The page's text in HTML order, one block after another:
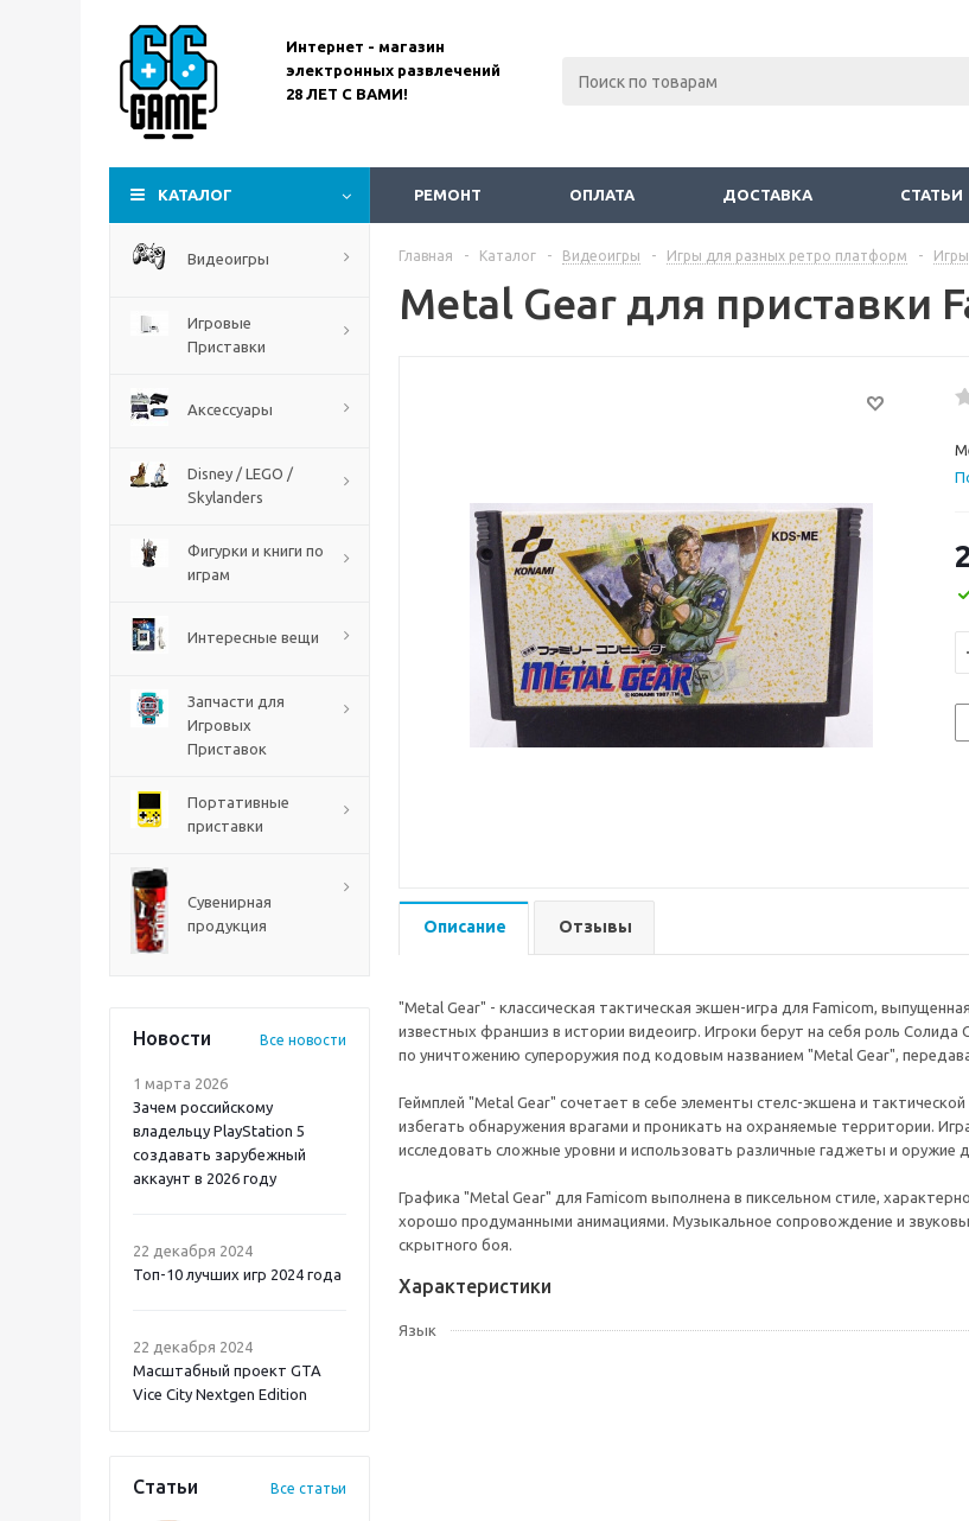
Интернет - магазин
электронных развлечений
28 ЛЕТ С ВАМИ!
КАТАЛОГ РЕМОНТ ОПЛАТА ДОСТАВКА СТАТЬИ
Видеоигры
Игровые
Приставки
Аксессуары
Disney / LEGO /
Skylanders
Фигурки и книги по
играм
Интересные вещи
Запчасти для
Игровых
Приставок
Портативные
приставки
Сувенирная
продукция
Новости Все новости
1 марта 2026
Зачем российскому
владельцу PlayStation 5
создавать зарубежный
аккаунт в 2026 году
22 декабря 2024
Топ-10 лучших игр 2024 года
22 декабря 2024
Масштабный проект GTA
Vice City Nextgen Edition
Статьи Все статьи
The Blood of Dawnwalker
Главная - Каталог - Видеоигры - Игры для разных ретро платформ -
Metal Gear для приставки
Описание Отзывы
"Metal Gear" - классическая тактическая экшен-игра для Famicom,
известных франшиз в истории видеоигр. Игроки берут на себя роль
по уничтожению супероружия под кодовым названием "Metal Gear",
Геймплей "Metal Gear" сочетает в себе элементы стелс-экшена и
избегать обнаружения врагами и проникать на охраняемые территории.
исследовать сложные уровни и использовать различные гаджеты и оружие
Графика "Metal Gear" для Famicom выполнена в пиксельном стиле,
хорошо продуманными анимациями. Музыкальное сопровождение и
скрытного боя.
Характеристики
Язык